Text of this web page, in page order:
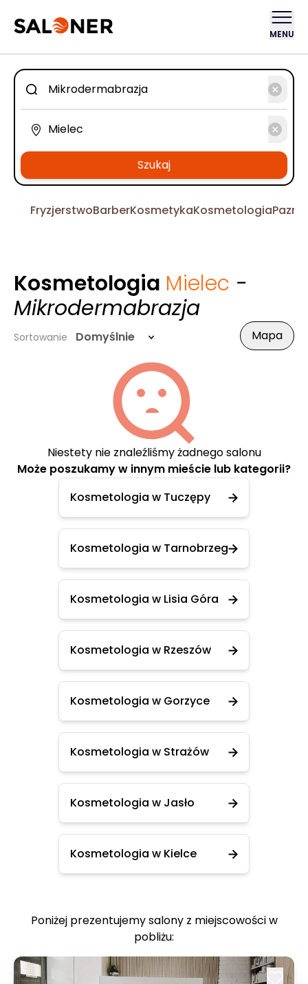
MENU
Szukaj
FryzjerstwoBarberKosmetykaKosmetologia
Kosmetologia Mielec -
Mikrodermabrazja
Sortowanie Domyślnie Mapa
Niestety nie znaleźliśmy żadnego salonu
Może poszukamy w innym mieście lub kategorii?
Kosmetologia w Tuczępy
Kosmetologia w Tarnobrzeg
Kosmetologia w Lisia Góra
Kosmetologia w Rzeszów
Kosmetologia w Gorzyce
Kosmetologia w Strażów
Kosmetologia w Jasło
Kosmetologia w Kielce
Poniżej prezentujemy salony z miejscowości w
pobliżu: